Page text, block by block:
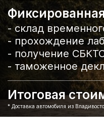
- склад
- прохождение
- получение
- таможенное
Итоговая
* Доставка автомобиля из